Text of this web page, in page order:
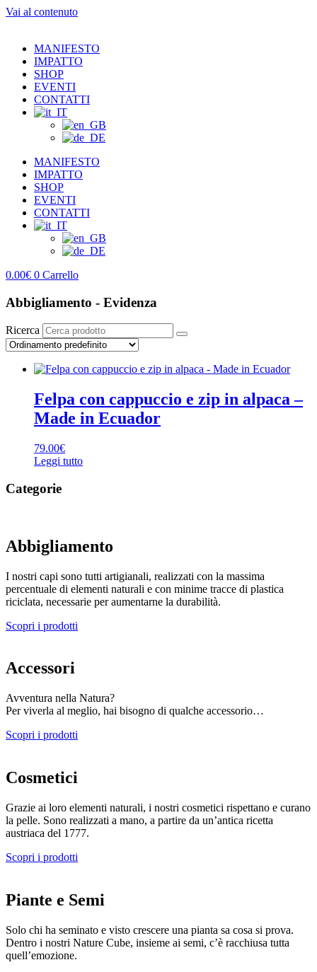
Vai al contenuto
MANIFESTO
IMPATTO
SHOP
EVENTI
CONTATTI
MANIFESTO
IMPATTO
SHOP
EVENTI
CONTATTI
0.00€ 0 Carrello
Abbigliamento - Evidenza
Ricerca
Felpa con cappuccio e zip in alpaca –
Made in Ecuador
79.00€
Leggi tutto
Categorie
Abbigliamento
I nostri capi sono tutti artigianali, realizzati con la massima
percentuale di elementi naturali e con minime tracce di plastica
riciclata, necessarie per aumentarne la durabilità.
Scopri i prodotti
Accessori
Avventura nella Natura?
Per viverla al meglio, hai bisogno di qualche accessorio…
Scopri i prodotti
Cosmetici
Grazie ai loro elementi naturali, i nostri cosmetici rispettano e curano
la pelle. Sono realizzati a mano, a partire da un’antica ricetta
austriaca del 1777.
Scopri i prodotti
Piante e Semi
Solo chi ha seminato e visto crescere una pianta sa cosa si prova.
Dentro i nostri Nature Cube, insieme ai semi, c’è racchiusa tutta
quell’emozione.